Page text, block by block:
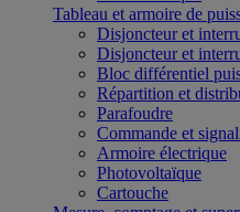
Tableau et armoire de
Disjoncteur et
Disjoncteur et
Bloc différentiel
Répartition et
Parafoudre
Commande et
Armoire électrique
Photovoltaïque
Cartouche